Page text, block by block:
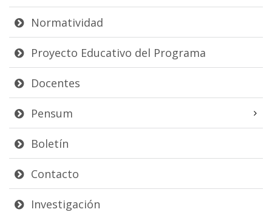
Normatividad
Proyecto Educativo del Programa
Docentes
Pensum
Boletín
Contacto
Investigación